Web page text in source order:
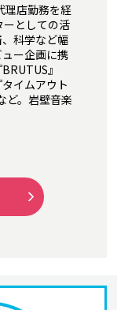
理店勤務を経
ーとしての活
科学など幅
ー企画に携
』
イムアウト
ど。岩壁音楽